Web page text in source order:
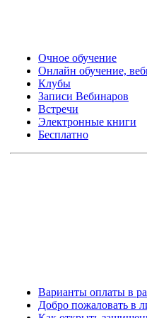
Очное обучение
Онлайн обучение,
Клубы
Записи Вебинаров
Встречи
Электронные книги
Бесплатно
Варианты оплаты в
Добро пожаловать в